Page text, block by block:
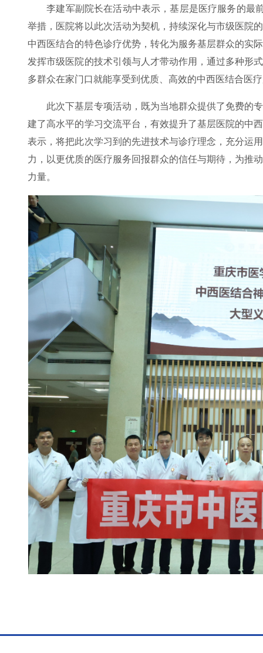
李建军副院长在活动中表示，基层是医疗服务的最
举措，医院将以此次活动为契机，持续深化与市级医院
中西医结合的特色诊疗优势，转化为服务基层群众的实
发挥市级医院的技术引领与人才带动作用，通过多种形
多群众在家门口就能享受到优质、高效的中西医结合医
此次下基层专项活动，既为当地群众提供了免费的
建了高水平的学习交流平台，有效提升了基层医院的中
表示，将把此次学习到的先进技术与诊疗理念，充分运
力，以更优质的医疗服务回报群众的信任与期待，为推
力量。